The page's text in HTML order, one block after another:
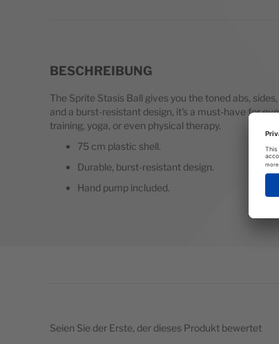
BESCHREIBUNG
The Sprite Stasis Ball gives you the toned abs,
and a burst-resistant design, it's a must-have for
training, yoga, or even physical therapy.
75 cm plastic shell.
Durable, burst-resistant design.
Hand pump included.
Seien Sie der Erste, der dieses Produkt bewertet